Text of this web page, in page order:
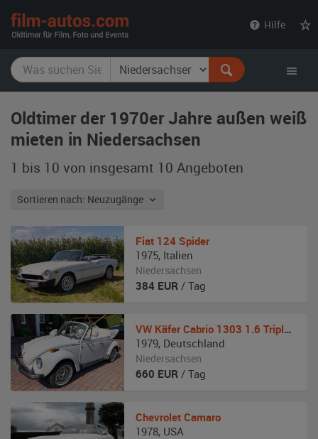
Hilfe
Oldtimer der 1970er Jahre außen weiß
mieten in Niedersachsen
1 bis 10 von insgesamt 10 Angeboten
Sortieren nach: Neuzugänge
Fiat 124 Spider
1975, Italien
Niedersachsen
384 EUR / Tag
VW Käfer Cabrio 1303 1.6 Triple White
1979, Deutschland
Niedersachsen
660 EUR / Tag
Chevrolet Camaro
1978, USA